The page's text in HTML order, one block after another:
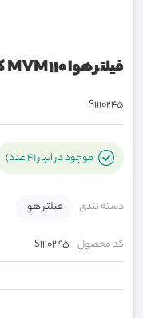
فیلتر هوا MVM110 کاغذی S1110245
S1110245
موجود در انبار (4 عدد)
دسته بندی فیلتر هوا
کد محصول S1110245